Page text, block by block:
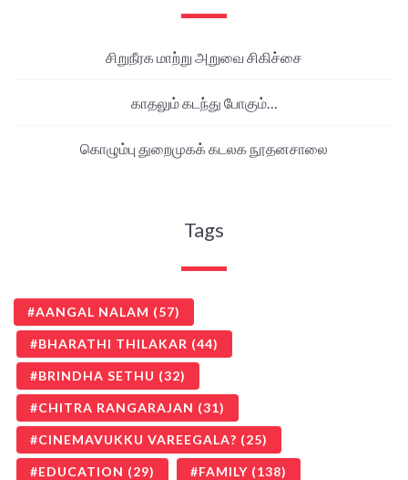
சிறுநீரக மாற்று அறுவை சிகிச்சை
காதலும் கடந்து போகும்…
கொழும்பு துறைமுகக் கடலக நூதனசாலை
Tags
AANGAL NALAM (57)
BHARATHI THILAKAR (44)
BRINDHA SETHU (32)
CHITRA RANGARAJAN (31)
CINEMAVUKKU VAREEGALA? (25)
EDUCATION (29) FAMILY (138)